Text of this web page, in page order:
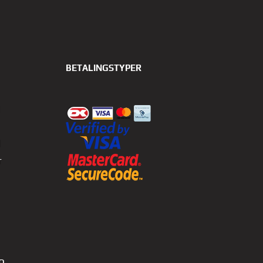
BETALINGSTYPER